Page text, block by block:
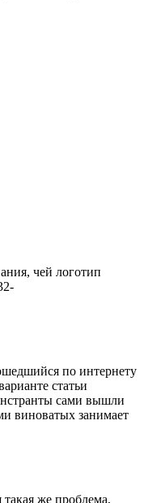
чей логотип
по интернету
статьи
сами вышли
виноватых занимает
же проблема,